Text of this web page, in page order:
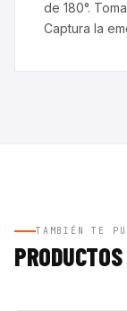
de 180°.
Captura la
TAMBIÉN TE
PRODUCTOS